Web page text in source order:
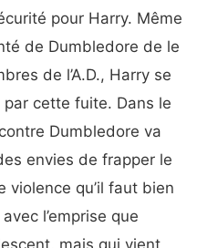
pour Harry. Même
de Dumbledore de le
de l’A.D., Harry se
cette fuite. Dans le
Dumbledore va
envies de frapper le
violence qu’il faut bien
l’emprise que
mais qui vient